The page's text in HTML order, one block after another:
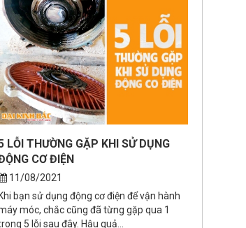
LỖI THƯỜNG GẶP KHI SỬ DỤNG
CƠ ĐIỆN
11/08/2021
bạn sử dụng động cơ điện để vận hành
móc, chắc cũng đã từng gặp qua 1
XEM THÊM